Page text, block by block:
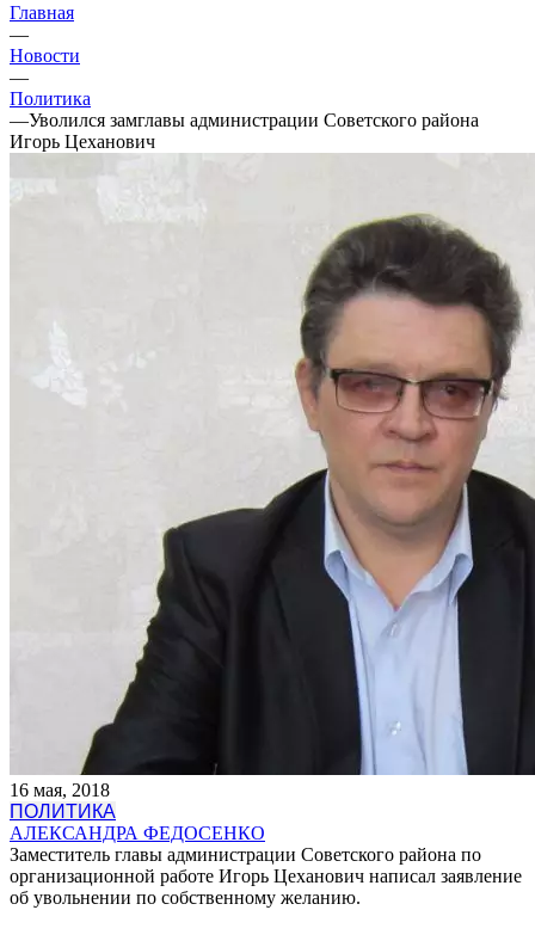
Главная
—
Новости
—
Политика
—Уволился замглавы администрации Советского района
Игорь Цеханович
16 мая, 2018
ПОЛИТИКА
АЛЕКСАНДРА ФЕДОСЕНКО
Заместитель главы администрации Советского района по
организационной работе Игорь Цеханович написал заявление
об увольнении по собственному желанию.